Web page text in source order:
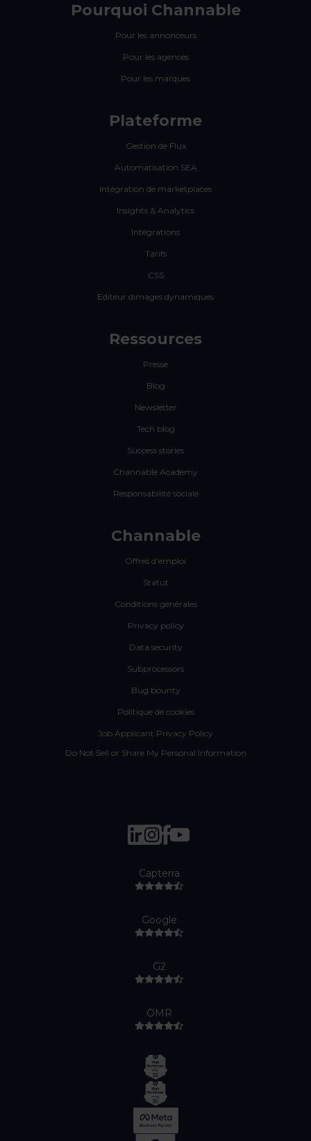
Pourquoi Channable
Pour les annonceurs
Pour les agences
Pour les marques
Plateforme
Gestion de Flux
Automatisation SEA
Intégration de marketplaces
Insights & Analytics
Intégrations
Tarifs
CSS
Editeur dimages dynamiques
Ressources
Presse
Blog
Newsletter
Tech blog
Success stories
Channable Academy
Responsabilité sociale
Channable
Offres d’emploi
Statut
Conditions générales
Privacy policy
Data security
Subprocessors
Bug bounty
Politique de cookies
Job Applicant Privacy Policy
Do Not Sell or Share My Personal Information
Capterra
Google
G2
OMR